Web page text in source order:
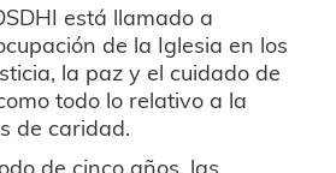
está llamado a
de la Iglesia en los
la paz y el cuidado de
todo lo relativo a la
de caridad.
de cinco años, las